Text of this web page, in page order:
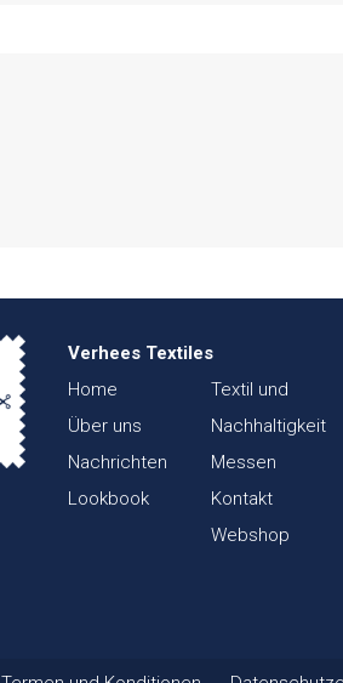
Verhees Textiles
Home
Über uns
Nachrichten
Lookbook
Textil und
Nachhaltigkeit
Messen
Kontakt
Webshop